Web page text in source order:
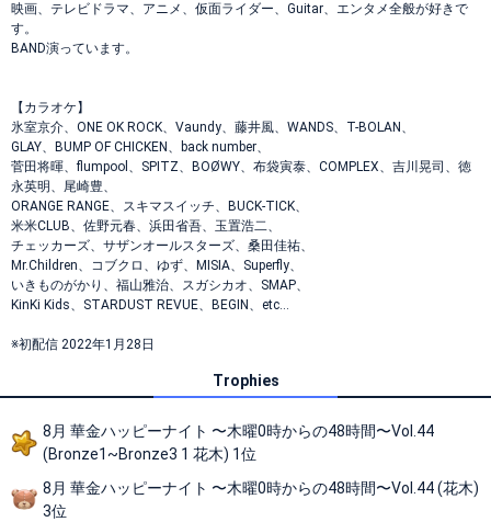
映画、テレビドラマ、アニメ、仮面ライダー、Guitar、エンタメ全般が好きで
す。
BAND演っています。
【カラオケ】
氷室京介、ONE OK ROCK、Vaundy、藤井風、WANDS、T-BOLAN、
GLAY、BUMP OF CHICKEN、back number、
菅田将暉、flumpool、SPITZ、BOØWY、布袋寅泰、COMPLEX、吉川晃司、徳
永英明、尾崎豊、
ORANGE RANGE、スキマスイッチ、BUCK-TICK、
米米CLUB、佐野元春、浜田省吾、玉置浩二、
チェッカーズ、サザンオールスターズ、桑田佳祐、
Mr.Children、コブクロ、ゆず、MISIA、Superfly、
いきものがかり、福山雅治、スガシカオ、SMAP、
KinKi Kids、STARDUST REVUE、BEGIN、etc…
※初配信 2022年1月28日
Trophies
8月 華金ハッピーナイト 〜木曜0時からの48時間〜Vol.44
(Bronze1~Bronze3 1 花木) 1位
8月 華金ハッピーナイト 〜木曜0時からの48時間〜Vol.44 (花木)
3位